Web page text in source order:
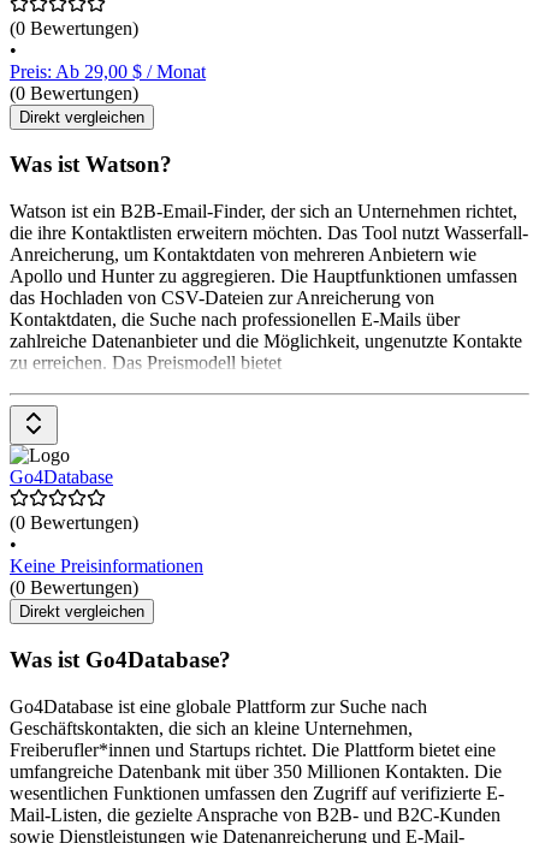
(0 Bewertungen)
•
Preis: Ab 29,00 $ / Monat
(0 Bewertungen)
Direkt vergleichen
Was ist Watson?
Watson ist ein B2B-Email-Finder, der sich an Unternehmen richtet,
die ihre Kontaktlisten erweitern möchten. Das Tool nutzt Wasserfall-
Anreicherung, um Kontaktdaten von mehreren Anbietern wie
Apollo und Hunter zu aggregieren. Die Hauptfunktionen umfassen
das Hochladen von CSV-Dateien zur Anreicherung von
Kontaktdaten, die Suche nach professionellen E-Mails über
zahlreiche Datenanbieter und die Möglichkeit, ungenutzte Kontakte
zu erreichen. Das Preismodell bietet
Go4Database
(0 Bewertungen)
•
Keine Preisinformationen
(0 Bewertungen)
Direkt vergleichen
Was ist Go4Database?
Go4Database ist eine globale Plattform zur Suche nach
Geschäftskontakten, die sich an kleine Unternehmen,
Freiberufler*innen und Startups richtet. Die Plattform bietet eine
umfangreiche Datenbank mit über 350 Millionen Kontakten. Die
wesentlichen Funktionen umfassen den Zugriff auf verifizierte E-
Mail-Listen, die gezielte Ansprache von B2B- und B2C-Kunden
sowie Dienstleistungen wie Datenanreicherung und E-Mail-